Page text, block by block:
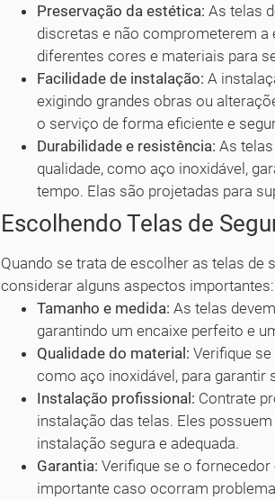
Preservação da estética: As telas
discretas e não comprometerem
diferentes cores e materiais para
Facilidade de instalação: A
exigindo grandes obras ou
o serviço de forma eficiente e
Durabilidade e resistência: As
qualidade, como aço inoxidável,
tempo. Elas são projetadas para
Escolhendo Telas de
Quando se trata de escolher as telas de
considerar alguns aspectos importantes:
Tamanho e medida: As telas
garantindo um encaixe perfeito e
Qualidade do material: Verifique
como aço inoxidável, para garantir
Instalação profissional: Contrate
instalação das telas. Eles
instalação segura e adequada.
Garantia: Verifique se o
importante caso ocorram